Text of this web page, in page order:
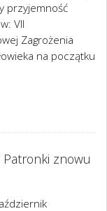
przyjemność
VII
Zagrożenia
na początku
Patronki znowu